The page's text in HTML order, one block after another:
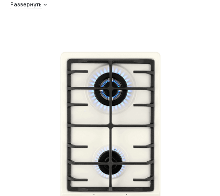
Развернуть